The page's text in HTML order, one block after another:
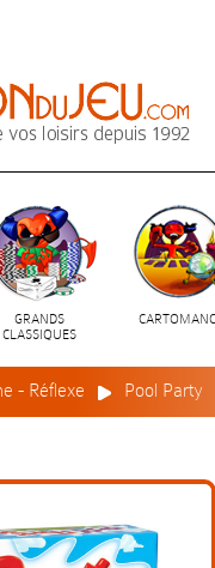
GRANDS
CLASSIQUES
- Réflexe Pool Party